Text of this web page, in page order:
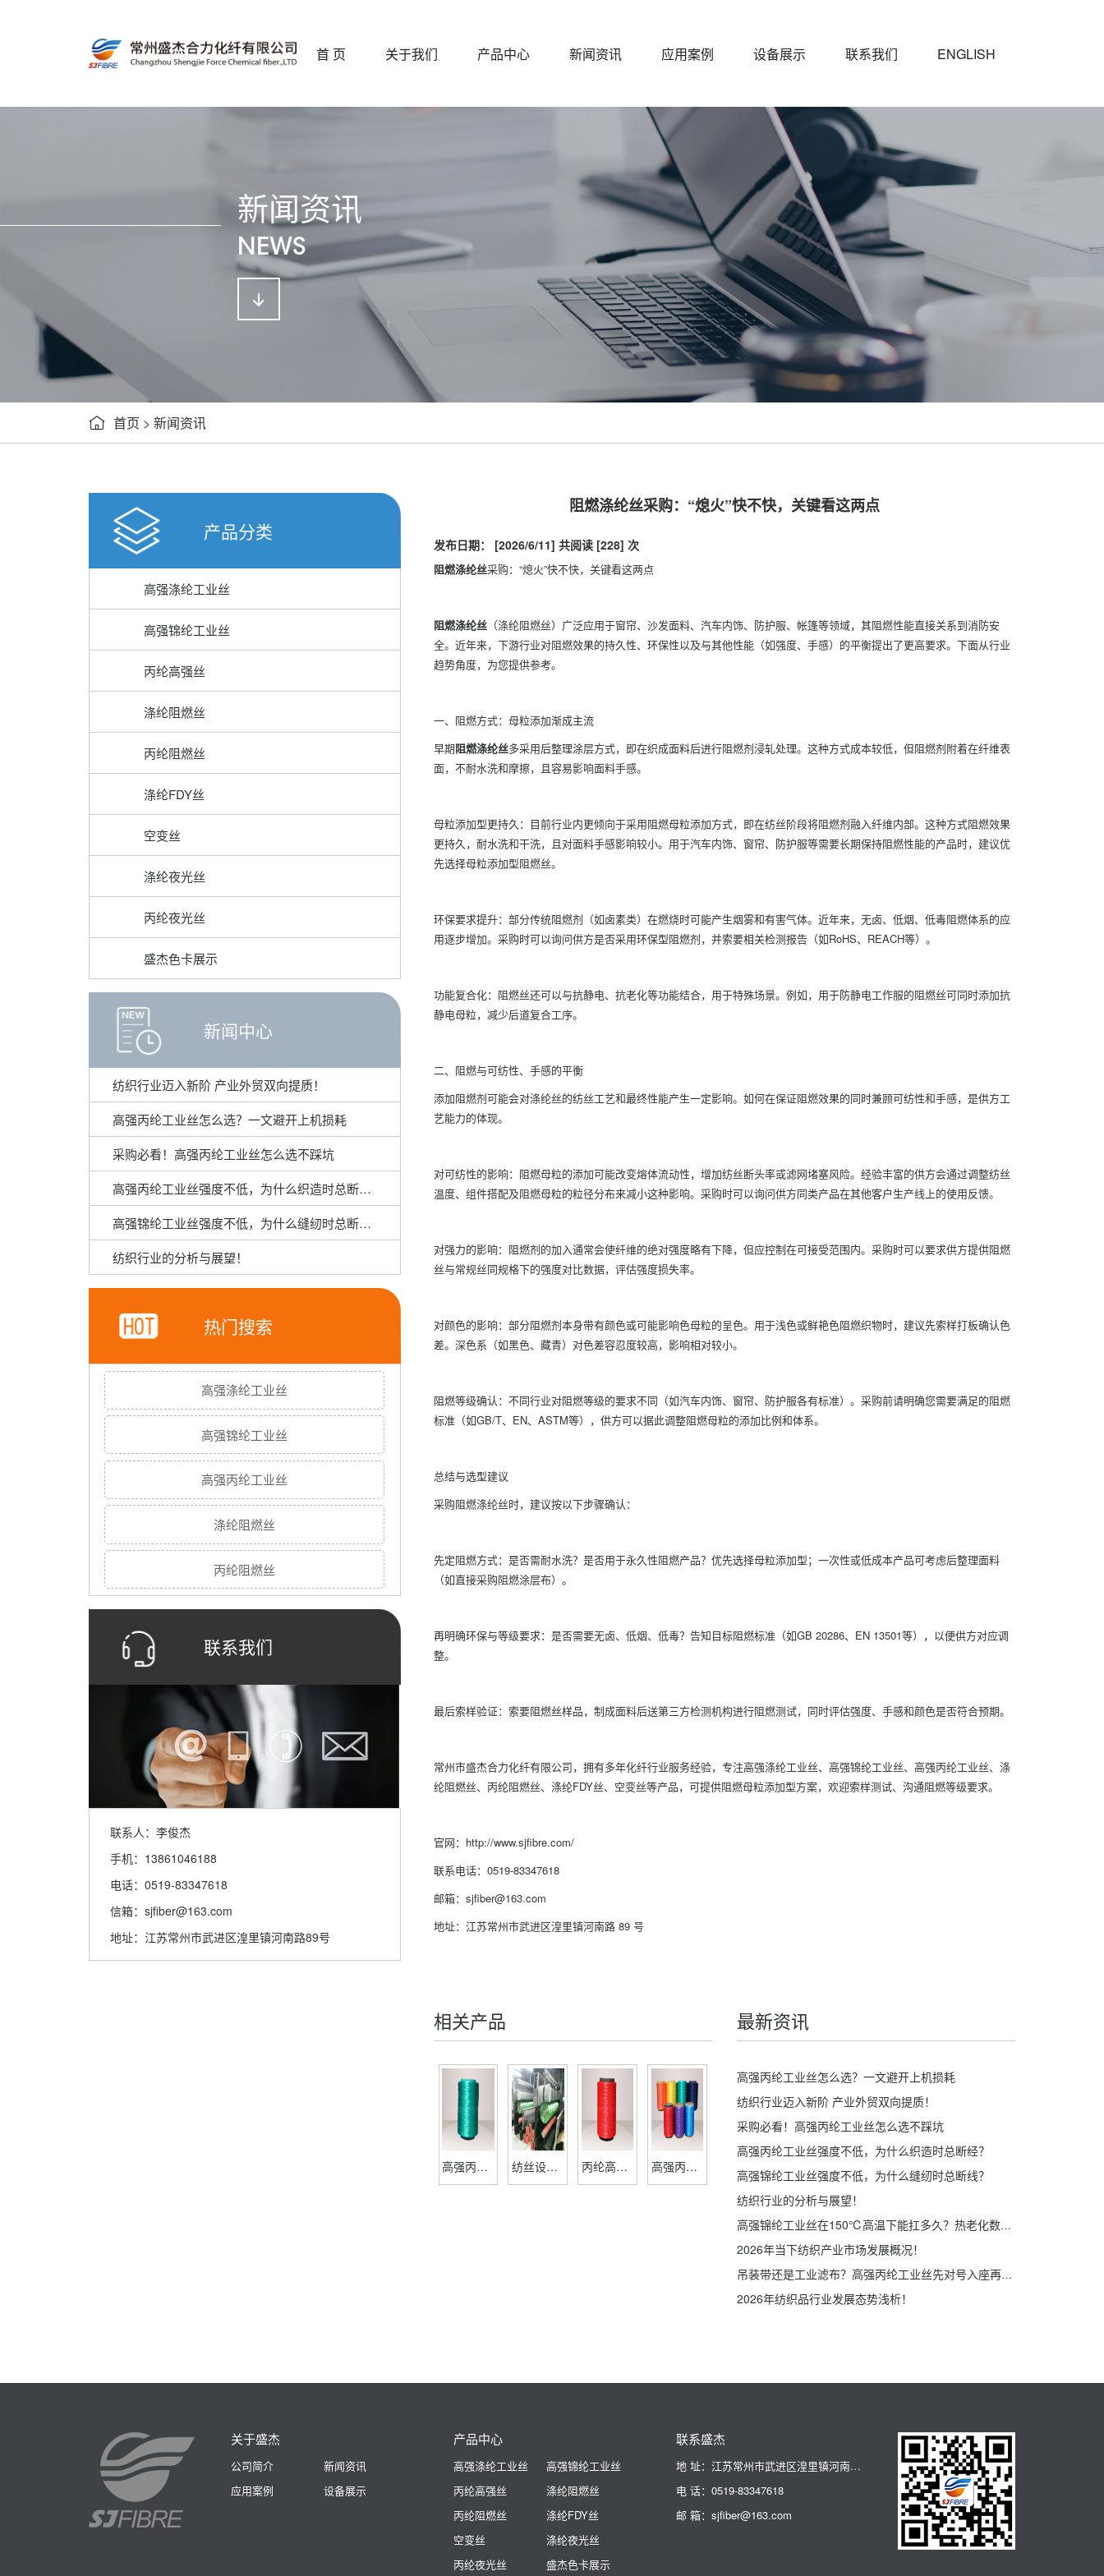
首 页 关于我们 产品中心 新闻资讯 应用案例 设备展示 联系我们 ENGLISH
新闻资讯
NEWS
 首页 > 新闻资讯
产品分类
高强涤纶工业丝
高强锦纶工业丝
丙纶高强丝
涤纶阻燃丝
丙纶阻燃丝
涤纶FDY丝
空变丝
涤纶夜光丝
丙纶夜光丝
盛杰色卡展示
新闻中心
纺织行业迈入新阶 产业外贸双向提质！
高强丙纶工业丝怎么选？一文避开上机损耗
采购必看！高强丙纶工业丝怎么选不踩坑
高强丙纶工业丝强度不低，为什么织造时总断经？
高强锦纶工业丝强度不低，为什么缝纫时总断线？
纺织行业的分析与展望！
热门搜索
高强涤纶工业丝
高强锦纶工业丝
高强丙纶工业丝
涤纶阻燃丝
丙纶阻燃丝
联系我们
联系人：李俊杰
手机：13861046188
电话：0519-83347618
信箱：sjfiber@163.com
地址：江苏常州市武进区湟里镇河南路89号
阻燃涤纶丝采购：“熄火”快不快，关键看这两点
发布日期： [2026/6/11] 共阅读 [228] 次
阻燃涤纶丝采购：“熄火”快不快，关键看这两点
阻燃涤纶丝（涤纶阻燃丝）广泛应用于窗帘、沙发面料、汽车内饰、防护服、帐篷等领域，其阻燃性能直接关系到消防安
全。近年来，下游行业对阻燃效果的持久性、环保性以及与其他性能（如强度、手感）的平衡提出了更高要求。下面从行业
趋势角度，为您提供参考。
一、阻燃方式：母粒添加渐成主流
早期阻燃涤纶丝多采用后整理涂层方式，即在织成面料后进行阻燃剂浸轧处理。这种方式成本较低，但阻燃剂附着在纤维表
面，不耐水洗和摩擦，且容易影响面料手感。
母粒添加型更持久：目前行业内更倾向于采用阻燃母粒添加方式，即在纺丝阶段将阻燃剂融入纤维内部。这种方式阻燃效果
更持久，耐水洗和干洗，且对面料手感影响较小。用于汽车内饰、窗帘、防护服等需要长期保持阻燃性能的产品时，建议优
先选择母粒添加型阻燃丝。
环保要求提升：部分传统阻燃剂（如卤素类）在燃烧时可能产生烟雾和有害气体。近年来，无卤、低烟、低毒阻燃体系的应
用逐步增加。采购时可以询问供方是否采用环保型阻燃剂，并索要相关检测报告（如RoHS、REACH等）。
功能复合化：阻燃丝还可以与抗静电、抗老化等功能结合，用于特殊场景。例如，用于防静电工作服的阻燃丝可同时添加抗
静电母粒，减少后道复合工序。
二、阻燃与可纺性、手感的平衡
添加阻燃剂可能会对涤纶丝的纺丝工艺和最终性能产生一定影响。如何在保证阻燃效果的同时兼顾可纺性和手感，是供方工
艺能力的体现。
对可纺性的影响：阻燃母粒的添加可能改变熔体流动性，增加纺丝断头率或滤网堵塞风险。经验丰富的供方会通过调整纺丝
温度、组件搭配及阻燃母粒的粒径分布来减小这种影响。采购时可以询问供方同类产品在其他客户生产线上的使用反馈。
对强力的影响：阻燃剂的加入通常会使纤维的绝对强度略有下降，但应控制在可接受范围内。采购时可以要求供方提供阻燃
丝与常规丝同规格下的强度对比数据，评估强度损失率。
对颜色的影响：部分阻燃剂本身带有颜色或可能影响色母粒的呈色。用于浅色或鲜艳色阻燃织物时，建议先索样打板确认色
差。深色系（如黑色、藏青）对色差容忍度较高，影响相对较小。
阻燃等级确认：不同行业对阻燃等级的要求不同（如汽车内饰、窗帘、防护服各有标准）。采购前请明确您需要满足的阻燃
标准（如GB/T、EN、ASTM等），供方可以据此调整阻燃母粒的添加比例和体系。
总结与选型建议
采购阻燃涤纶丝时，建议按以下步骤确认：
先定阻燃方式：是否需耐水洗？是否用于永久性阻燃产品？优先选择母粒添加型；一次性或低成本产品可考虑后整理面料
（如直接采购阻燃涂层布）。
再明确环保与等级要求：是否需要无卤、低烟、低毒？告知目标阻燃标准（如GB 20286、EN 13501等），以便供方对应调
整。
最后索样验证：索要阻燃丝样品，制成面料后送第三方检测机构进行阻燃测试，同时评估强度、手感和颜色是否符合预期。
常州市盛杰合力化纤有限公司，拥有多年化纤行业服务经验，专注高强涤纶工业丝、高强锦纶工业丝、高强丙纶工业丝、涤
纶阻燃丝、丙纶阻燃丝、涤纶FDY丝、空变丝等产品，可提供阻燃母粒添加型方案，欢迎索样测试、沟通阻燃等级要求。
官网：http://www.sjfibre.com/
联系电话：0519-83347618
邮箱：sjfiber@163.com
地址：江苏常州市武进区湟里镇河南路 89 号
相关产品
高强丙纶丝 纺丝设备展示 丙纶高强丝-各种颜色 高强丙纶丝-专业生产
最新资讯
高强丙纶工业丝怎么选？一文避开上机损耗
纺织行业迈入新阶 产业外贸双向提质！
采购必看！高强丙纶工业丝怎么选不踩坑
高强丙纶工业丝强度不低，为什么织造时总断经？
高强锦纶工业丝强度不低，为什么缝纫时总断线？
纺织行业的分析与展望！
高强锦纶工业丝在150℃高温下能扛多久？热老化数据揭秘
2026年当下纺织产业市场发展概况！
吊装带还是工业滤布？高强丙纶工业丝先对号入座再采购
2026年纺织品行业发展态势浅析！
关于盛杰
公司简介
新闻资讯
应用案例
设备展示
产品中心
高强涤纶工业丝
高强锦纶工业丝
丙纶高强丝
涤纶阻燃丝
丙纶阻燃丝
涤纶FDY丝
空变丝
涤纶夜光丝
丙纶夜光丝
盛杰色卡展示
联系盛杰
地 址：江苏常州市武进区湟里镇河南路89号
电 话：0519-83347618
邮 箱：sjfiber@163.com